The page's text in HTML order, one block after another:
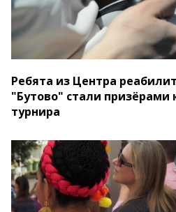
Ребята из Центра
"Бутово" стали призёрами
турнира